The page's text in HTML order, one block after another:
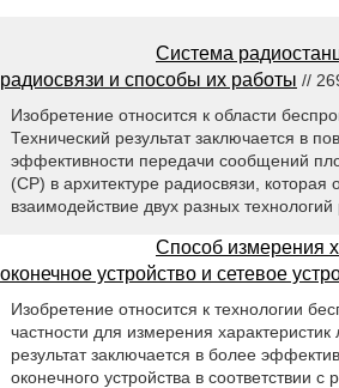
Система
радиосвязи и способы их работы //
Изобретение относится к области
Технический результат заключается в
эффективности передачи сообщений
(CP) в архитектуре радиосвязи, которая
взаимодействие двух разных
Способ измерения
оконечное устройство и сетевое
Изобретение относится к технологии
частности для измерения характеристик
результат заключается в более
оконечного устройства в соответствии с